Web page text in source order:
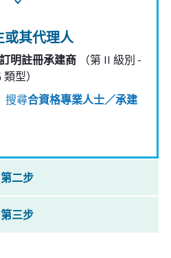
或其代理人
明註冊承建商（第 II 級別 -
型）
搜尋合資格專業人士／承建
第二步
第三步